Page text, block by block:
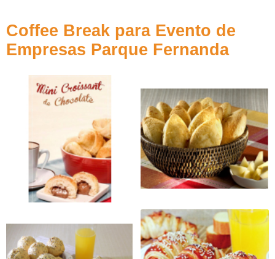
Coffee Break para Evento de
Empresas Parque Fernanda